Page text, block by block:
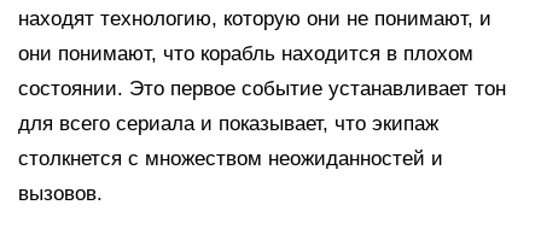
находят технологию, которую они не понимают, и
они понимают, что корабль находится в плохом
состоянии. Это первое событие устанавливает тон
для всего сериала и показывает, что экипаж
столкнется с множеством неожиданностей и
вызовов.